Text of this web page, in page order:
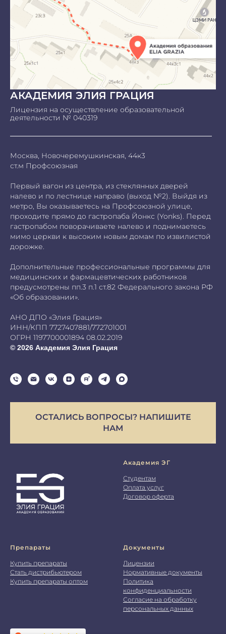
АКАДЕМИЯ ЭЛИЯ ГРАЦИЯ
Лицензия на осуществление образовательной
деятельности № 040319
Москва, Новочеремушкинская, 44к3
ст.м Профсоюзная
Первый вагон из центра, из стеклянных дверей
налево и по лестнице направо (выход №2). Выйдя из
метро, Вы оказываетесь на Профсоюзной улице,
проходите прямо до гастропаба Йонкс (Yonks). Перед
гастропабом поворачиваете налево и поднимаетесь
мимо церкви к высоким новым домам по извилистой
дорожке.
Дополнительные профессиональные программы для
медицинских и фармацевтических работников
предусмотрены пп.3 п.1 ст.82 Федерального закона РФ
«Об образовании».
АНО ДПО «Элия Грация»
ИНН/КПП 7727407881/772701001
ОГРН 1197700001894 08.02.2019
© 2026 Академия Элия Грация
ОСТАЛИСЬ ВОПРОСЫ? НАПИШИТЕ
НАМ
Академия ЭГ
Студентам
Оплата услуг
Договор оферта
Препараты
Купить препараты
Стать дистрибьютером
Купить препараты оптом
Документы
Лицензии
Нормативные документы
Политика
конфиденциальности
Согласие на обработку
персональных данных